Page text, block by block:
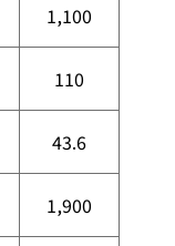
1,100
110
43.6
1,900